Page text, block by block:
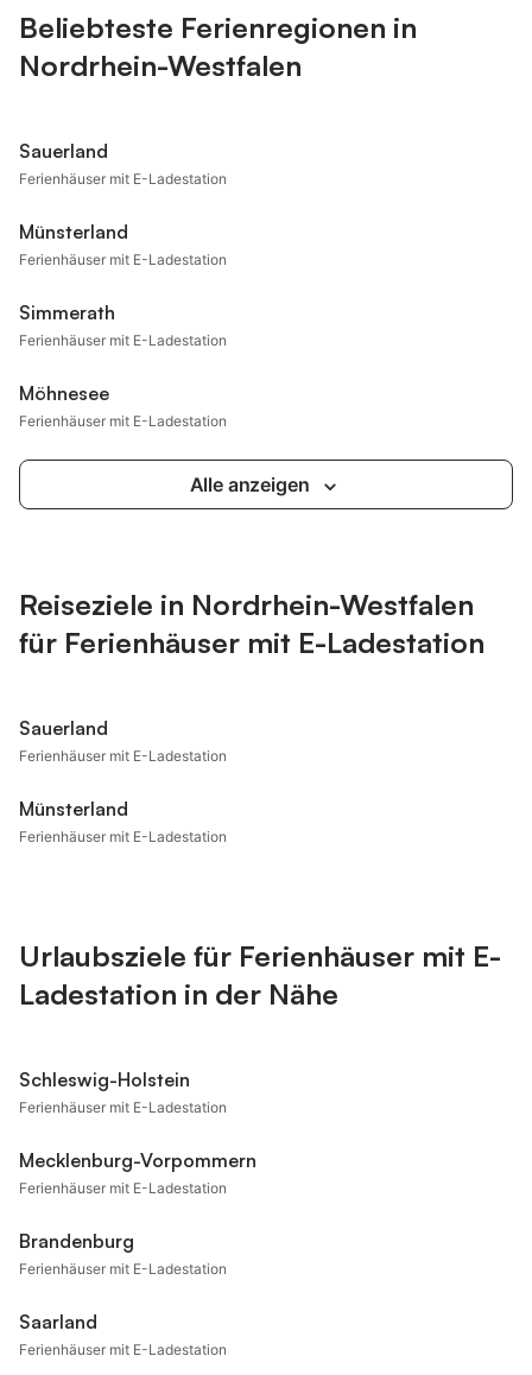
Beliebteste Ferienregionen in
Nordrhein-Westfalen
Sauerland
Ferienhäuser mit E-Ladestation
Münsterland
Ferienhäuser mit E-Ladestation
Simmerath
Ferienhäuser mit E-Ladestation
Möhnesee
Ferienhäuser mit E-Ladestation
Alle anzeigen
Reiseziele in Nordrhein-Westfalen
für Ferienhäuser mit E-Ladestation
Sauerland
Ferienhäuser mit E-Ladestation
Münsterland
Ferienhäuser mit E-Ladestation
Urlaubsziele für Ferienhäuser mit E-
Ladestation in der Nähe
Schleswig-Holstein
Ferienhäuser mit E-Ladestation
Mecklenburg-Vorpommern
Ferienhäuser mit E-Ladestation
Brandenburg
Ferienhäuser mit E-Ladestation
Saarland
Ferienhäuser mit E-Ladestation